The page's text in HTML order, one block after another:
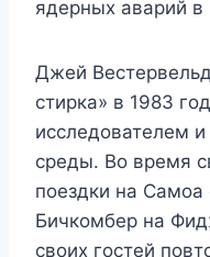
ядерных аварий
Джей
стирка» в 1983
исследователем
среды. Во время
поездки на Самоа
Бичкомбер на
своих гостей